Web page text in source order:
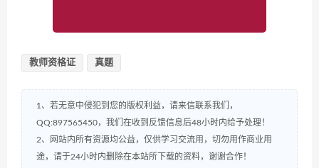
教师资格证 真题
1、若无意中侵犯到您的版权利益，请来信联系我们，
QQ:897565450，我们在收到反馈信息后48小时内给予处理！
2、网站内所有资源均公益，仅供学习交流用，切勿用作商业用
途，请于24小时内删除在本站所下载的资料，谢谢合作！